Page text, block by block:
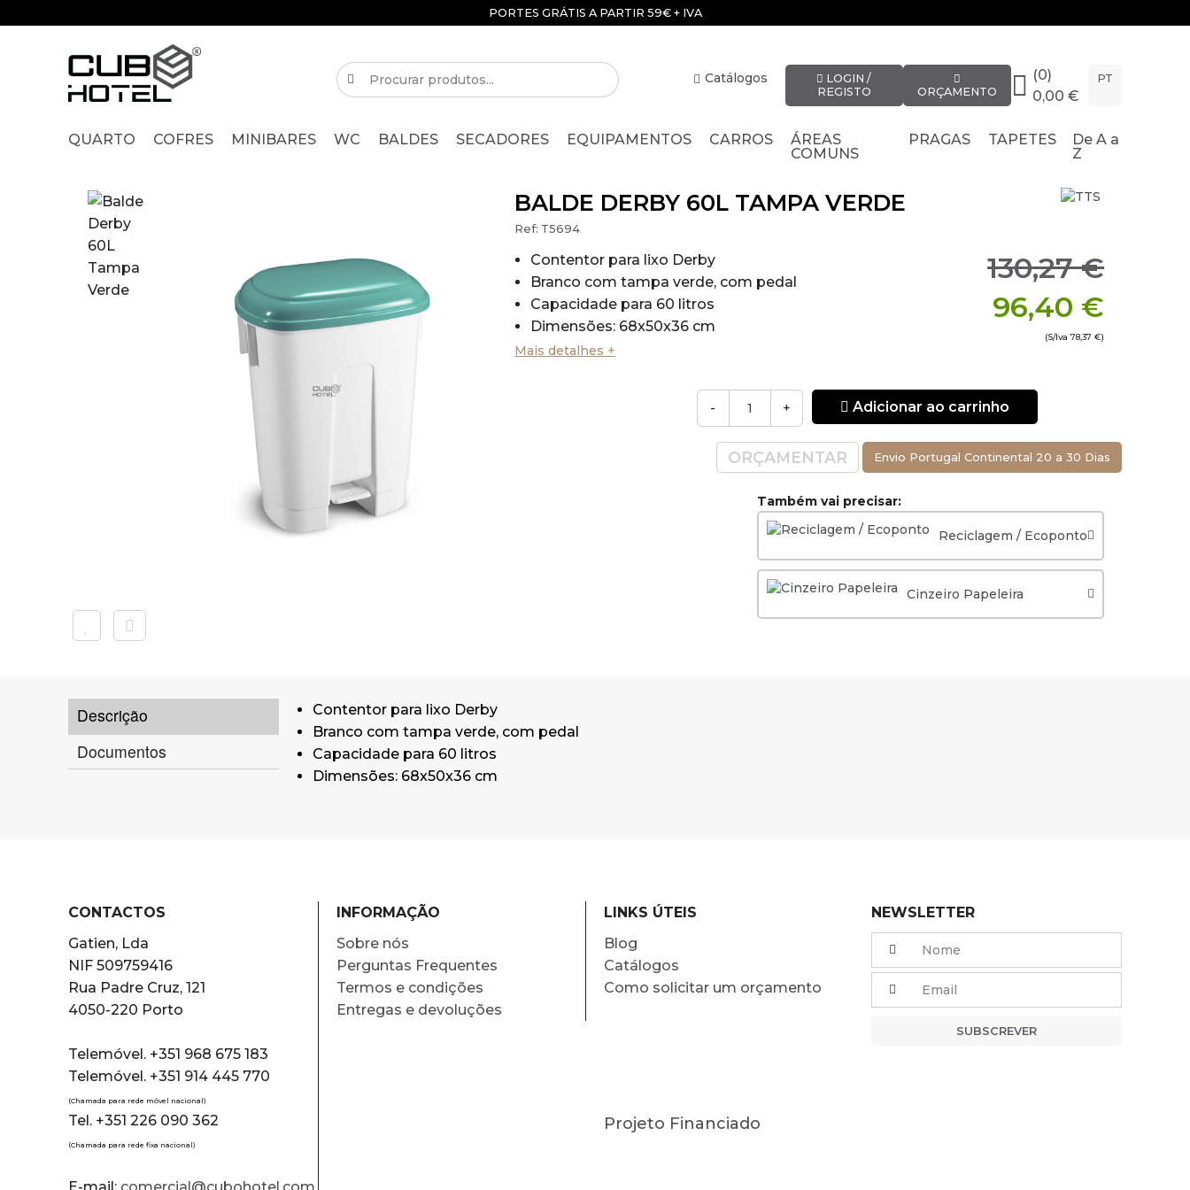
PORTES GRÁTIS A PARTIR 59€ + IVA
Catálogos
LOGIN /
REGISTO
ORÇAMENTO
(0)
0,00 €
PT
QUARTO COFRES MINIBARES WC BALDES SECADORES EQUIPAMENTOS CARROS
ÁREAS
COMUNS
PRAGAS TAPETES
De A a
Z
BALDE DERBY 60L TAMPA VERDE
Ref: T5694
130,27 €
96,40 €
(S/Iva 78,37 €)
Contentor para lixo Derby
Branco com tampa verde, com pedal
Capacidade para 60 litros
Dimensões: 68x50x36 cm
Mais detalhes +
- + Adicionar ao carrinho
ORÇAMENTAR Envio Portugal Continental 20 a 30 Dias
Também vai precisar:
Reciclagem / Ecoponto
Cinzeiro Papeleira
Descrição
Documentos
Contentor para lixo Derby
Branco com tampa verde, com pedal
Capacidade para 60 litros
Dimensões: 68x50x36 cm
CONTACTOS
Gatien, Lda
NIF 509759416
Rua Padre Cruz, 121
4050-220 Porto
Telemóvel. +351 968 675 183
Telemóvel. +351 914 445 770
(Chamada para rede móvel nacional)
Tel. +351 226 090 362
(Chamada para rede fixa nacional)
INFORMAÇÃO
Sobre nós
Perguntas Frequentes
Termos e condições
Entregas e devoluções
LINKS ÚTEIS
Blog
Catálogos
Como solicitar um orçamento
Projeto Financiado
NEWSLETTER
SUBSCREVER